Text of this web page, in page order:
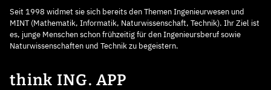
Seit 1998 widmet sie sich bereits den Themen Ingenieurwesen und
MINT (Mathematik, Informatik, Naturwissenschaft, Technik). Ihr Ziel ist
es, junge Menschen schon frühzeitig für den Ingenieursberuf sowie
Naturwissenschaften und Technik zu begeistern.
think ING. APP